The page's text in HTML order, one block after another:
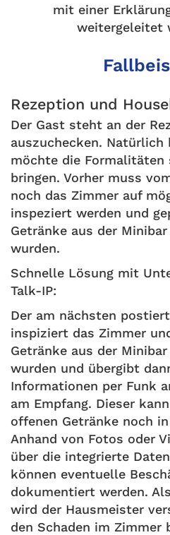
mit einer
weitergeleitet
Rezeption und
Der Gast steht an der
auszuchecken. Natürlich
möchte die
bringen. Vorher muss
noch das Zimmer auf
inspeziert werden und
Getränke aus der
wurden.
Schnelle Lösung mit
Talk-IP:
Der am nächsten
inspiziert das Zimmer
Getränke aus der
wurden und übergibt
Informationen per Funk
am Empfang. Dieser
offenen Getränke noch
Anhand von Fotos oder
über die integrierte
können eventuelle
dokumentiert werden.
wird der Hausmeister
den Schaden im Zimmer